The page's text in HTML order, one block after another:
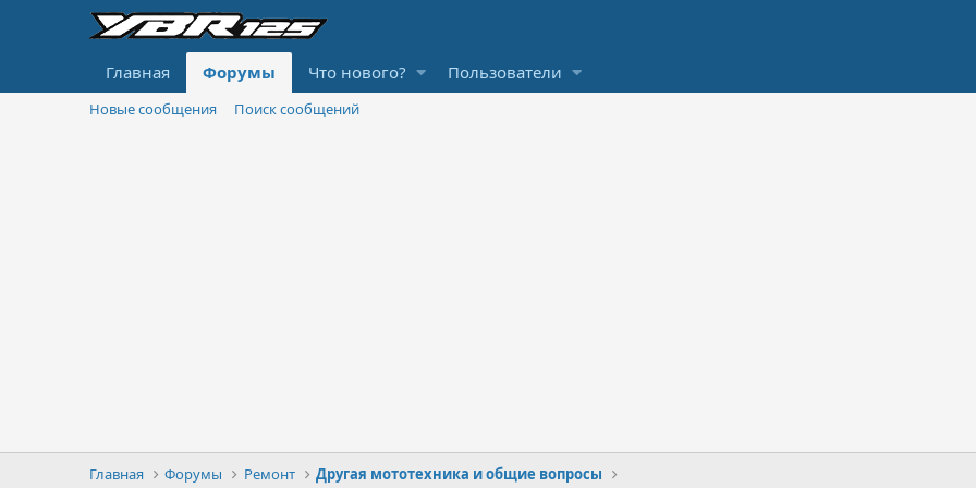
Главная Форумы Что нового? Пользователи
Новые сообщения Поиск сообщений
Главная Форумы Ремонт Другая мототехника и общие вопросы